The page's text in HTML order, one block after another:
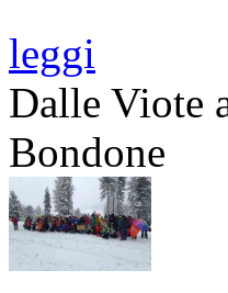
leggi
Dalle Viote
Bondone